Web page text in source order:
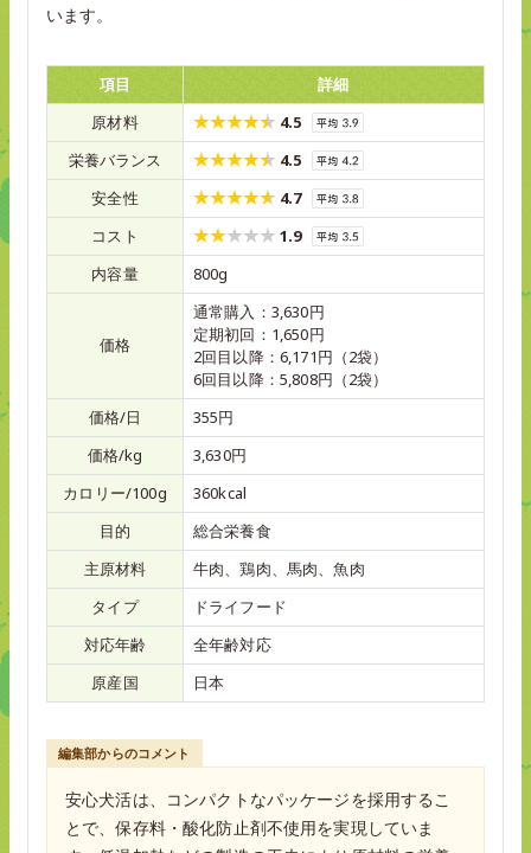
います。
項目
詳細
原材料
4.5
栄養バランス
4.5
安全性
4.7
コスト
1.9
内容量
800g
価格
通常購入：3,630円
定期初回：1,650円
2回目以降：6,171円（2袋）
6回目以降：5,808円（2袋）
価格/日
355円
価格/kg
3,630円
カロリー/100g
360kcal
目的
総合栄養食
主原材料
牛肉、鶏肉、馬肉、魚肉
タイプ
ドライフード
対応年齢
全年齢対応
原産国
日本
編集部からのコメント
安心犬活は、コンパクトなパッケージを採用するこ
とで、保存料・酸化防止剤不使用を実現していま